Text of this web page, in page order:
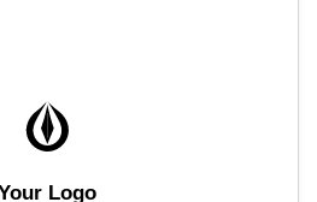
Logo